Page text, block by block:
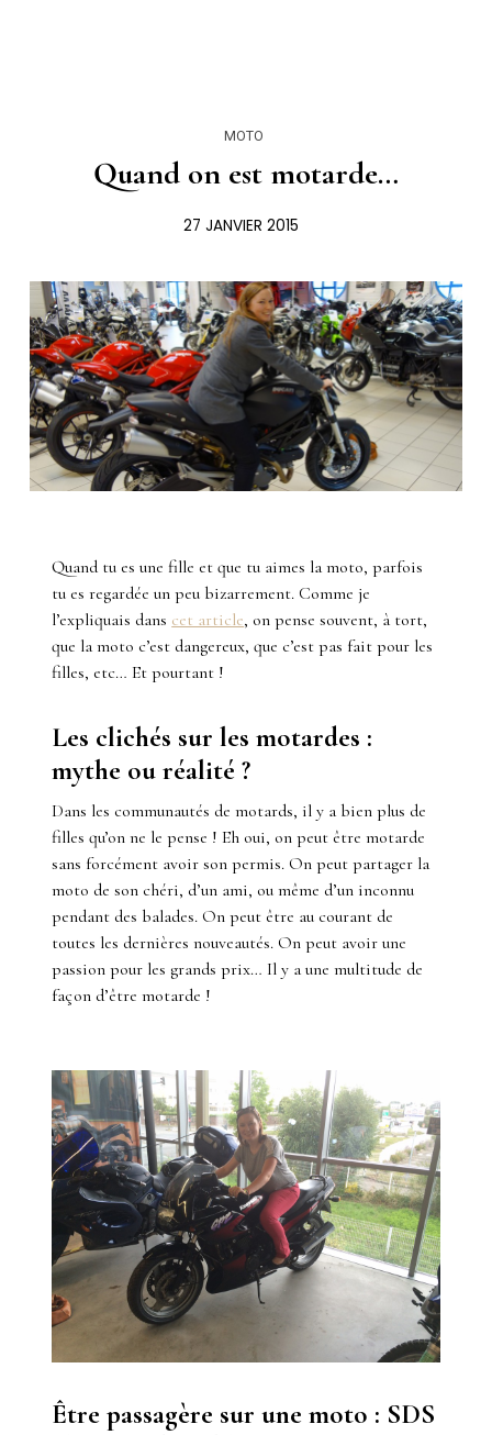
MOTO
Quand on est motarde…
27 JANVIER 2015
Quand tu es une fille et que tu aimes la moto, parfois
tu es regardée un peu bizarrement. Comme je
l’expliquais dans cet article, on pense souvent, à tort,
que la moto c’est dangereux, que c’est pas fait pour les
filles, etc… Et pourtant !
Les clichés sur les motardes :
mythe ou réalité ?
Dans les communautés de motards, il y a bien plus de
filles qu’on ne le pense ! Eh oui, on peut être motarde
sans forcément avoir son permis. On peut partager la
moto de son chéri, d’un ami, ou même d’un inconnu
pendant des balades. On peut être au courant de
toutes les dernières nouveautés. On peut avoir une
passion pour les grands prix… Il y a une multitude de
façon d’être motarde !
Être passagère sur une moto : SDS